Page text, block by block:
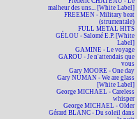
malheur des uns... [White Label]
FREEMEN - Military beat
(strumentale)
FULL METAL HITS
GÉLOU - Salomé E.P. [White
Label]
GAMINE - Le voyage
GAROU - Je n'attendais que
vous
Gary MOORE - One day
Gary NUMAN - We are glass
[White Label]
George MICHAEL - Careless
whisper
George MICHAEL - Older
Gérard BLANC - Du soleil dans